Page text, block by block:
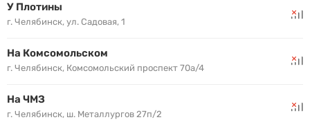
У Плотины
г. Челябинск, ул. Садовая, 1
На Комсомольском
г. Челябинск, Комсомольский проспект 70а/4
На ЧМЗ
г. Челябинск, ш. Металлургов 27п/2